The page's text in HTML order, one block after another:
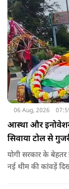
06 Aug, 2026
आस्था और
सिवाया टोल से
योगी सरकार के बेहतर
नई थीम की कांवड़ें